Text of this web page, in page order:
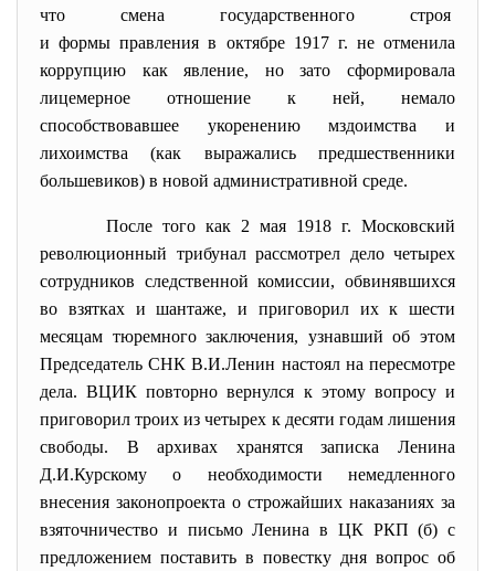
что смена государственного строя
и формы правления в октябре 1917 г. не отменила
коррупцию как явление, но зато сформировала
лицемерное отношение к ней, немало
способствовавшее укоренению мздоимства и
лихоимства (как выражались предшественники
большевиков) в новой административной среде.
После того как 2 мая 1918 г. Московский
революционный трибунал рассмотрел дело четырех
сотрудников следственной комиссии, обвинявшихся
во взятках и шантаже, и приговорил их к шести
месяцам тюремного заключения, узнавший об этом
Председатель СНК В.И.Ленин настоял на пересмотре
дела. ВЦИК повторно вернулся к этому вопросу и
приговорил троих из четырех к десяти годам лишения
свободы. В архивах хранятся записка Ленина
Д.И.Курскому о необходимости немедленного
внесения законопроекта о строжайших наказаниях за
взяточничество и письмо Ленина в ЦК РКП (б) с
предложением поставить в повестку дня вопрос об